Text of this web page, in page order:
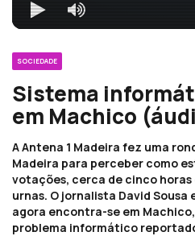
SOCIEDADE
Sistema
em Machico
A Antena 1 Madeira fez uma
Madeira para perceber como
votações, cerca de cinco
urnas. O jornalista David Sousa
agora encontra-se em
problema informático